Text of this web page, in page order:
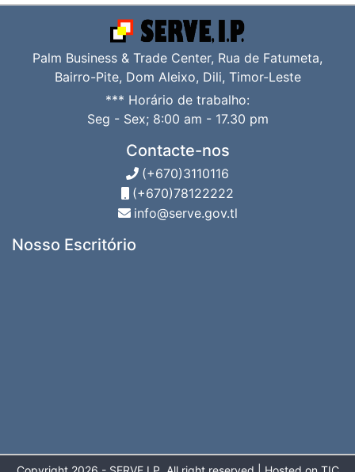
Palm Business & Trade Center, Rua de Fatumeta,
Bairro-Pite, Dom Aleixo, Dili, Timor-Leste
*** Horário de trabalho:
Seg - Sex; 8:00 am - 17.30 pm
Contacte-nos
(+670)3110116
(+670)78122222
info@serve.gov.tl
Nosso Escritório